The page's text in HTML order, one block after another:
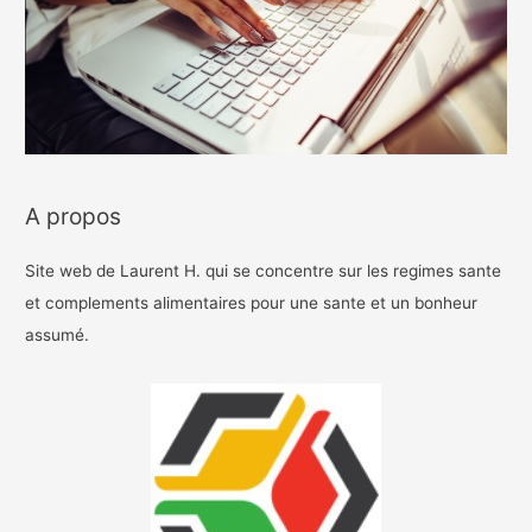
A propos
Site web de Laurent H. qui se concentre sur les regimes sante
et complements alimentaires pour une sante et un bonheur
assumé.